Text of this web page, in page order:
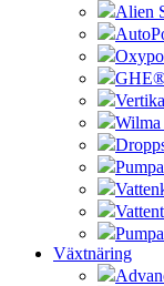
Alien
Wilma
Växtnäring